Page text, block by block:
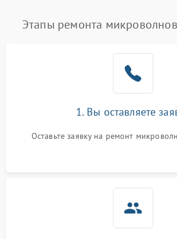
Этапы ремонта
1. Вы оставляете
Оставьте заявку на ремонт